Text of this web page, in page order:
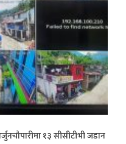
१३ सीसीटीभी जडान